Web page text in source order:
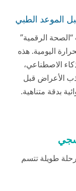
الموعد الطبي
الرقمية”
اليومية. هذه
الاصطناعي،
الأعراض قبل
بدقة متناهية.
طويلة تتسم